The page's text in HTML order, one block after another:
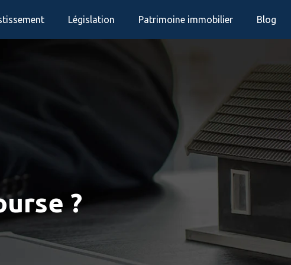
Législation Patrimoine immobilier Blog
?